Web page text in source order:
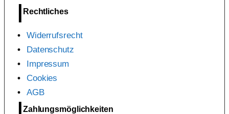
Rechtliches
Widerrufsrecht
Datenschutz
Impressum
Cookies
AGB
Zahlungsmöglichkeiten